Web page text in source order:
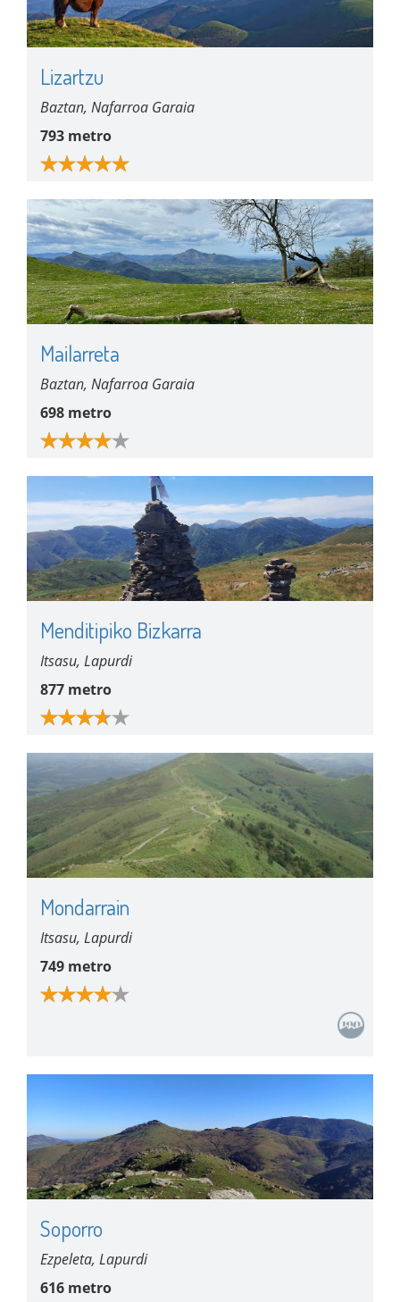
Lizartzu
Baztan, Nafarroa Garaia
793 metro
Mailarreta
Baztan, Nafarroa Garaia
698 metro
Menditipiko Bizkarra
Itsasu, Lapurdi
877 metro
Mondarrain
Itsasu, Lapurdi
749 metro
Soporro
Ezpeleta, Lapurdi
616 metro